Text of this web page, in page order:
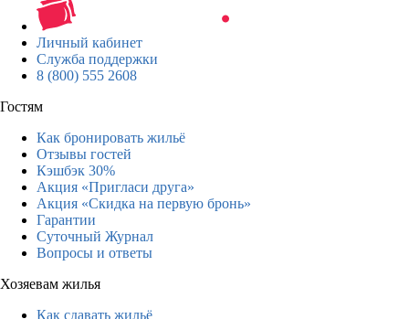
Личный кабинет
Служба поддержки
8 (800) 555 2608
Гостям
Как бронировать жильё
Отзывы гостей
Кэшбэк 30%
Акция «Пригласи друга»
Акция «Скидка на первую бронь»
Гарантии
Суточный Журнал
Вопросы и ответы
Хозяевам жилья
Как сдавать жильё